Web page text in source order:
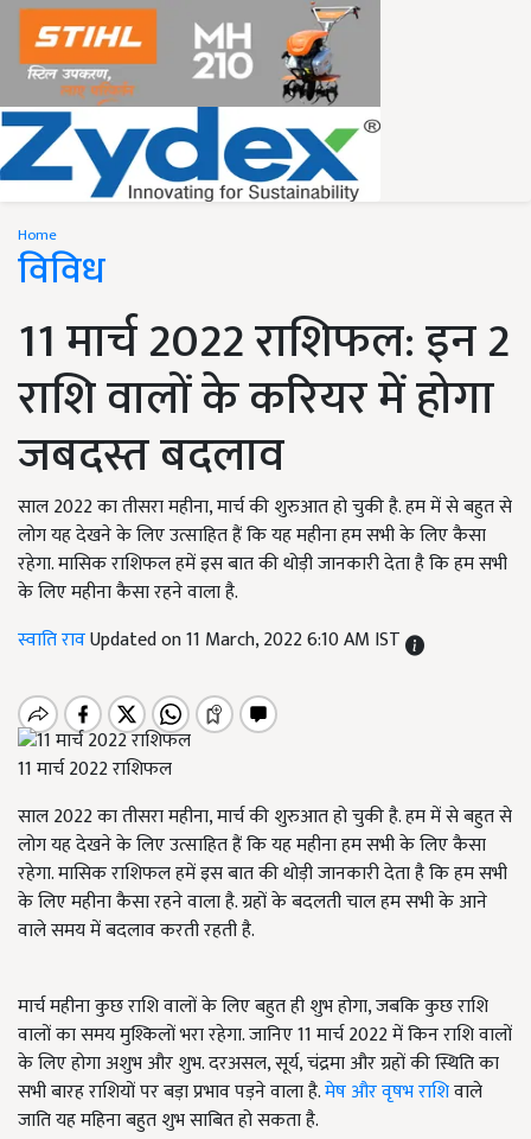
Home
विविध
11 मार्च 2022 राशिफल: इन 2
राशि वालों के करियर में होगा
जबदस्त बदलाव
साल 2022 का तीसरा महीना, मार्च की शुरुआत हो चुकी है. हम में से बहुत से
लोग यह देखने के लिए उत्साहित हैं कि यह महीना हम सभी के लिए कैसा
रहेगा. मासिक राशिफल हमें इस बात की थोड़ी जानकारी देता है कि हम सभी
के लिए महीना कैसा रहने वाला है.
स्वाति रावUpdated on 11 March, 2022 6:10 AM IST
11 मार्च 2022 राशिफल
साल 2022 का तीसरा महीना, मार्च की शुरुआत हो चुकी है. हम में से बहुत से
लोग यह देखने के लिए उत्साहित हैं कि यह महीना हम सभी के लिए कैसा
रहेगा. मासिक राशिफल हमें इस बात की थोड़ी जानकारी देता है कि हम सभी
के लिए महीना कैसा रहने वाला है. ग्रहों के बदलती चाल हम सभी के आने
वाले समय में बदलाव करती रहती है.
मार्च महीना कुछ राशि वालों के लिए बहुत ही शुभ होगा, जबकि कुछ राशि
वालों का समय मुश्किलों भरा रहेगा. जानिए 11 मार्च 2022 में किन राशि वालों
के लिए होगा अशुभ और शुभ. दरअसल, सूर्य, चंद्रमा और ग्रहों की स्थिति का
सभी बारह राशियों पर बड़ा प्रभाव पड़ने वाला है.मेष और वृषभ राशिवाले
जाति यह महिना बहुत शुभ साबित हो सकता है.